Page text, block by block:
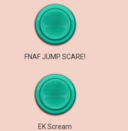
FNAF JUMP SCARE!
EK Scream